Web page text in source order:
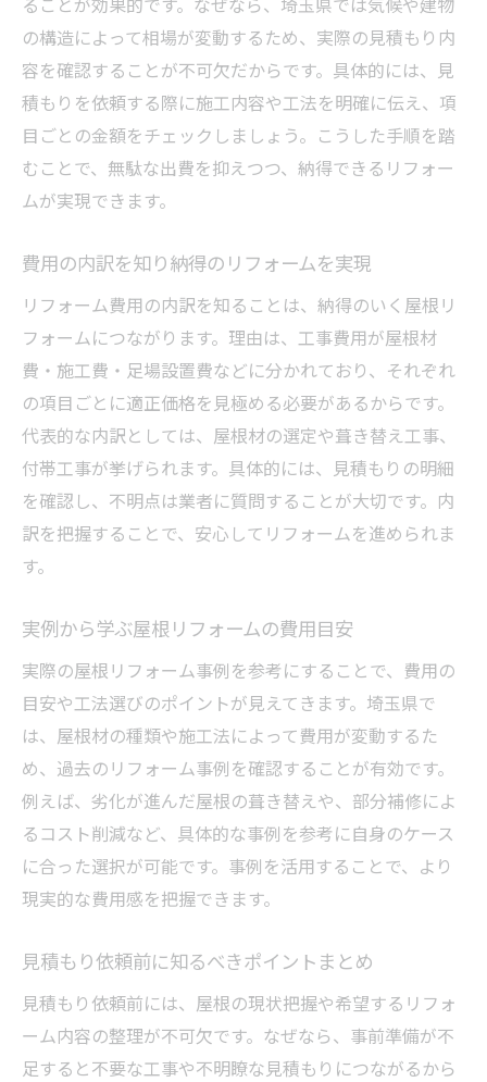
の構造によって相場が変動するため、実際の見積もり内
容を確認することが不可欠だからです。具体的には、見
積もりを依頼する際に施工内容や工法を明確に伝え、項
目ごとの金額をチェックしましょう。こうした手順を踏
むことで、無駄な出費を抑えつつ、納得できるリフォー
ムが実現できます。
費用の内訳を知り納得のリフォームを実現
リフォーム費用の内訳を知ることは、納得のいく屋根リ
フォームにつながります。理由は、工事費用が屋根材
費・施工費・足場設置費などに分かれており、それぞれ
の項目ごとに適正価格を見極める必要があるからです。
代表的な内訳としては、屋根材の選定や葺き替え工事、
付帯工事が挙げられます。具体的には、見積もりの明細
を確認し、不明点は業者に質問することが大切です。内
訳を把握することで、安心してリフォームを進められま
す。
実例から学ぶ屋根リフォームの費用目安
実際の屋根リフォーム事例を参考にすることで、費用の
目安や工法選びのポイントが見えてきます。埼玉県で
は、屋根材の種類や施工法によって費用が変動するた
め、過去のリフォーム事例を確認することが有効です。
例えば、劣化が進んだ屋根の葺き替えや、部分補修によ
るコスト削減など、具体的な事例を参考に自身のケース
に合った選択が可能です。事例を活用することで、より
現実的な費用感を把握できます。
見積もり依頼前に知るべきポイントまとめ
見積もり依頼前には、屋根の現状把握や希望するリフォ
ーム内容の整理が不可欠です。なぜなら、事前準備が不
足すると不要な工事や不明瞭な見積もりにつながるから